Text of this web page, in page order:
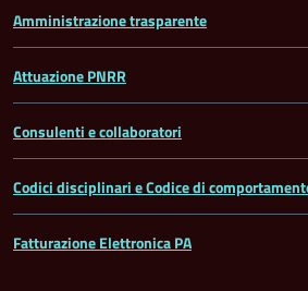
Amministrazione trasparente
Attuazione PNRR
Consulenti e collaboratori
Codici disciplinari e Codice di
Fatturazione Elettronica PA